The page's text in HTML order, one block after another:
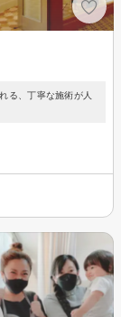
る、丁寧な施術が人